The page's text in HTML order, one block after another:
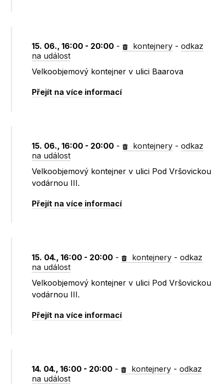
15. 06., 16:00 - 20:00 - kontejnery -odkaz
na událost
Velkoobjemový kontejner v ulici Baarova
Přejít na více informací
15. 06., 16:00 - 20:00 - kontejnery -odkaz
na událost
Velkoobjemový kontejner v ulici Pod Vršovickou
vodárnou III.
Přejít na více informací
15. 04., 16:00 - 20:00 - kontejnery -odkaz
na událost
Velkoobjemový kontejner v ulici Pod Vršovickou
vodárnou III.
Přejít na více informací
14. 04., 16:00 - 20:00 - kontejnery -odkaz
na událost